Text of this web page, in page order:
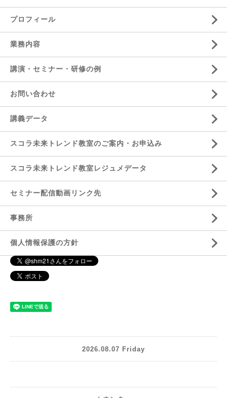
プロフィール
業務内容
講演・セミナー・研修の例
お問い合わせ
講義データ
スコラ未来トレンド教室のご案内・お申込み
スコラ未来トレンド教室レジュメデータ
セミナー配信動画リンク先
事務所
個人情報保護の方針
2026.08.07 Friday